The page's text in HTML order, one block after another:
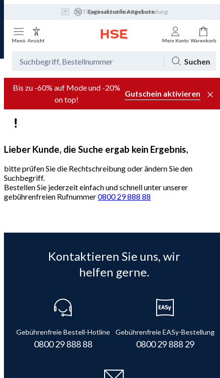
30 Tage kostenfreie Rücksendung
Tagesaktuelle Angebote
Menü Ansicht Mein Konto Warenkorb
Suchen
Bis zu -60% auf Mode und -20%
on top!
Gutschein aktivieren
Lieber Kunde, die Suche ergab kein Ergebnis,
bitte prüfen Sie die Rechtschreibung oder ändern Sie den
Suchbegriff.
Bestellen Sie jederzeit einfach und schnell unter unserer
gebührenfreien Rufnummer0800 29 888 88
Kontaktieren Sie uns, wir
helfen gerne.
Gebührenfreie Bestell-Hotline
0800 29 888 88
Gebührenfreie EASy-Bestellung
0800 29 888 29